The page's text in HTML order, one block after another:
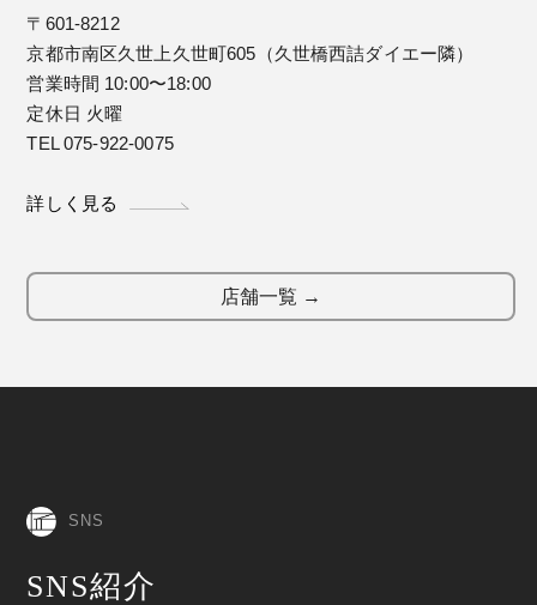
〒601-8212
京都市南区久世上久世町605（久世橋西詰ダイエー隣）
営業時間 10:00〜18:00
定休日 火曜
TEL 075-922-0075
詳しく見る
店舗一覧 →
SNS
SNS紹介